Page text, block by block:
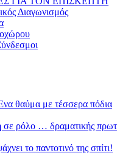
Διαγωνισμός
θαύμα με τέσσερα πόδια
ρόλο … δραματικής
το παντοτινό της σπίτι!